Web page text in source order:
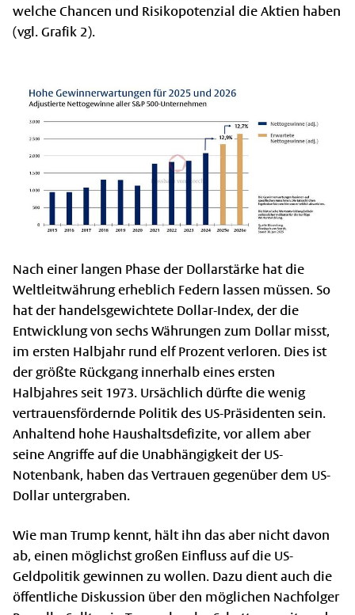
welche Chancen und Risikopotenzial die Aktien haben
(vgl. Grafik 2).
Nach einer langen Phase der Dollarstärke hat die
Weltleitwährung erheblich Federn lassen müssen. So
hat der handelsgewichtete Dollar-Index, der die
Entwicklung von sechs Währungen zum Dollar misst,
im ersten Halbjahr rund elf Prozent verloren. Dies ist
der größte Rückgang innerhalb eines ersten
Halbjahres seit 1973. Ursächlich dürfte die wenig
vertrauensfördernde Politik des US-Präsidenten sein.
Anhaltend hohe Haushaltsdefizite, vor allem aber
seine Angriffe auf die Unabhängigkeit der US-
Notenbank, haben das Vertrauen gegenüber dem US-
Dollar untergraben.
Wie man Trump kennt, hält ihn das aber nicht davon
ab, einen möglichst großen Einfluss auf die US-
Geldpolitik gewinnen zu wollen. Dazu dient auch die
öffentliche Diskussion über den möglichen Nachfolger